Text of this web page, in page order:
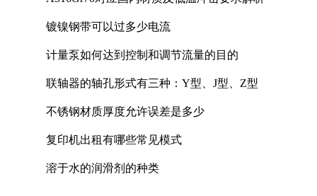
镀镍钢带可以过多少电流
计量泵如何达到控制和调节流量的目的
联轴器的轴孔形式有三种：Y型、J型、Z型
不锈钢材质厚度允许误差是多少
复印机出租有哪些常见模式
溶于水的润滑剂的种类